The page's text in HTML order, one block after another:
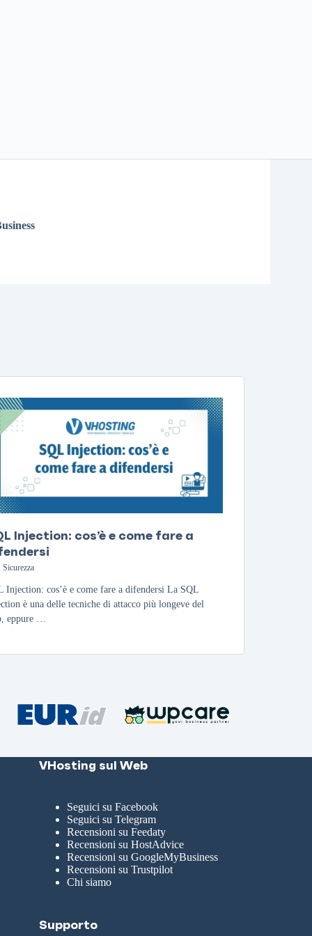
Injection: cos’è e come fare a
Sicurezza
Injection: cos’è e come fare a difendersi La SQL
è una delle tecniche di attacco più longeve del
eppure …
VHosting sul Web
Seguici su Facebook
Seguici su Telegram
Recensioni su Feedaty
Recensioni su HostAdvice
Recensioni su GoogleMyBusiness
Recensioni su Trustpilot
Chi siamo
Supporto